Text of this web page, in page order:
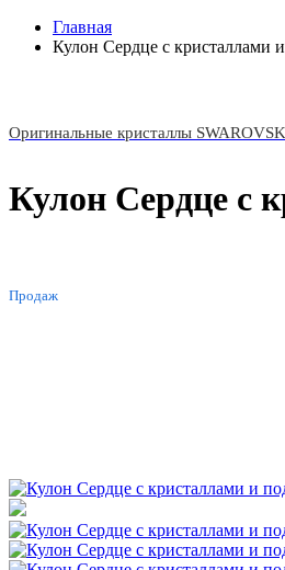
Главная
Кулон Сердце с кристаллами
Оригинальные кристаллы
Кулон Сердце с
Продаж